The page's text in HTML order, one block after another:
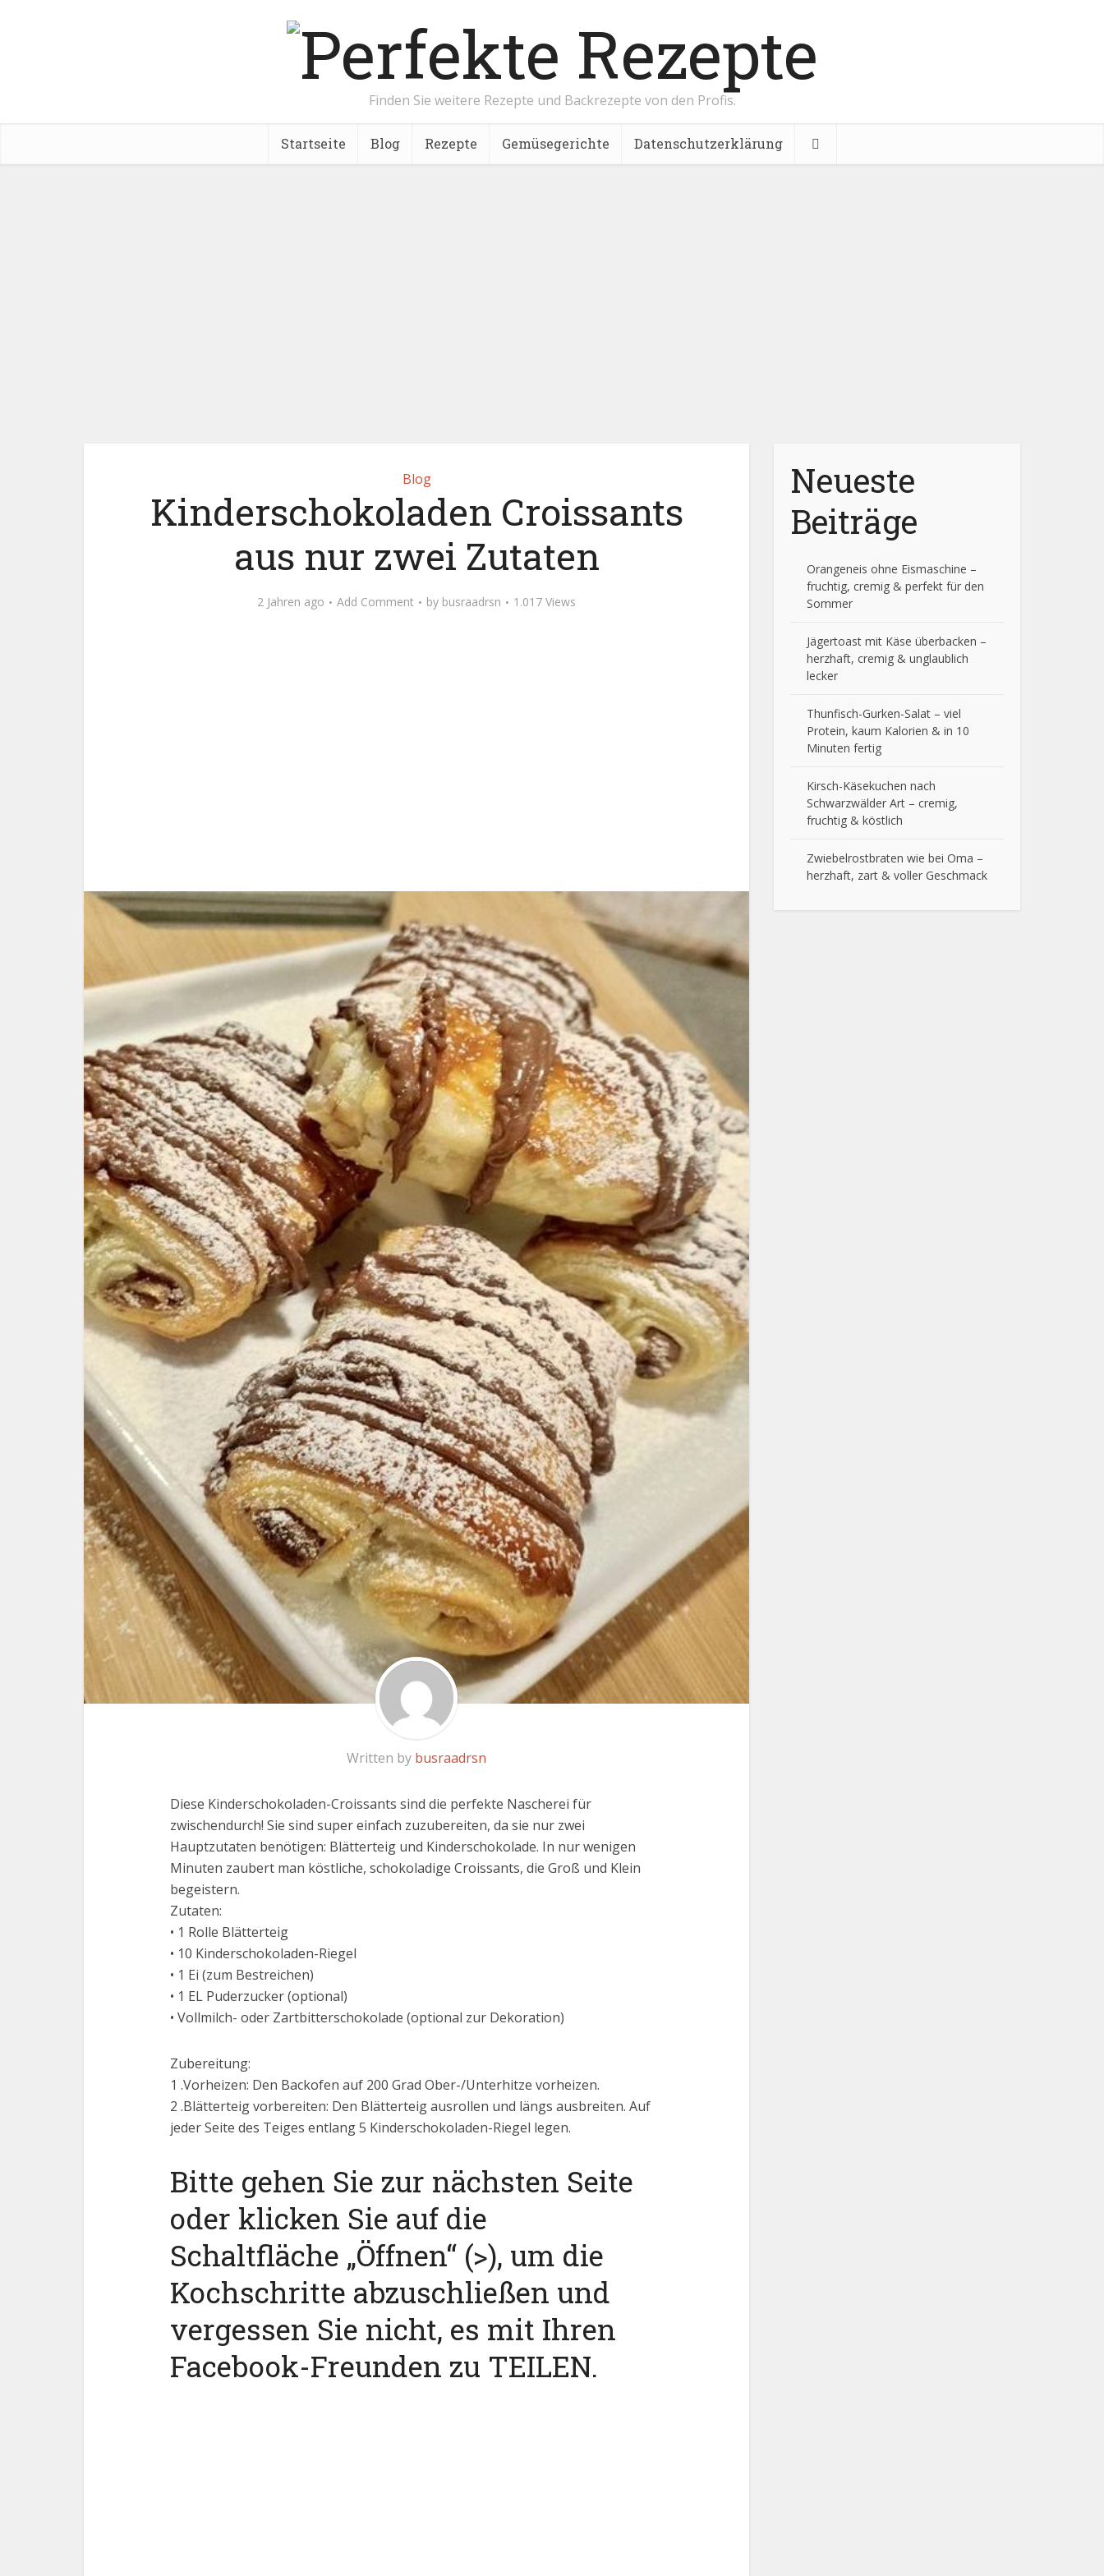
Finden Sie weitere Rezepte und Backrezepte von den Profis.
Startseite Blog Rezepte Gemüsegerichte Datenschutzerklärung
Blog
Kinderschokoladen Croissants
aus nur zwei Zutaten
2 Jahren ago Add Comment by busraadrsn 1.017 Views
Written by busraadrsn
Diese Kinderschokoladen-Croissants sind die perfekte Nascherei für
zwischendurch! Sie sind super einfach zuzubereiten, da sie nur zwei
Hauptzutaten benötigen: Blätterteig und Kinderschokolade. In nur wenigen
Minuten zaubert man köstliche, schokoladige Croissants, die Groß und Klein
begeistern.
Zutaten:
• 1 Rolle Blätterteig
• 10 Kinderschokoladen-Riegel
• 1 Ei (zum Bestreichen)
• 1 EL Puderzucker (optional)
• Vollmilch- oder Zartbitterschokolade (optional zur Dekoration)
Zubereitung:
1 .Vorheizen: Den Backofen auf 200 Grad Ober-/Unterhitze vorheizen.
2 .Blätterteig vorbereiten: Den Blätterteig ausrollen und längs ausbreiten. Auf
jeder Seite des Teiges entlang 5 Kinderschokoladen-Riegel legen.
Bitte gehen Sie zur nächsten Seite
oder klicken Sie auf die
Schaltfläche „Öffnen“ (>), um die
Kochschritte abzuschließen und
vergessen Sie nicht, es mit Ihren
Facebook-Freunden zu TEILEN.
Neueste
Beiträge
Orangeneis ohne Eismaschine –
fruchtig, cremig & perfekt für den
Sommer
Jägertoast mit Käse überbacken –
herzhaft, cremig & unglaublich
lecker
Thunfisch-Gurken-Salat – viel
Protein, kaum Kalorien & in 10
Minuten fertig
Kirsch-Käsekuchen nach
Schwarzwälder Art – cremig,
fruchtig & köstlich
Zwiebelrostbraten wie bei Oma –
herzhaft, zart & voller Geschmack